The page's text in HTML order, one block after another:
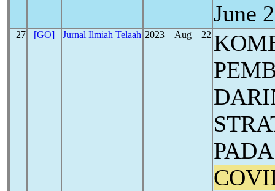
June
27 [GO] Jurnal Ilmiah Telaah 2023―Aug―22